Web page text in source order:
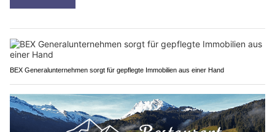
BEX Generalunternehmen sorgt für gepflegte Immobilien aus einer Hand